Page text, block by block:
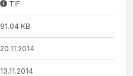
TIF
91.04 KB
20.11.2014
13.11.2014